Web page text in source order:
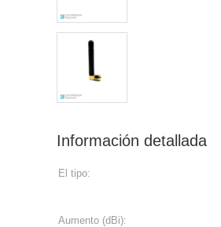
Información detallada
El tipo:
Aumento (dBi):